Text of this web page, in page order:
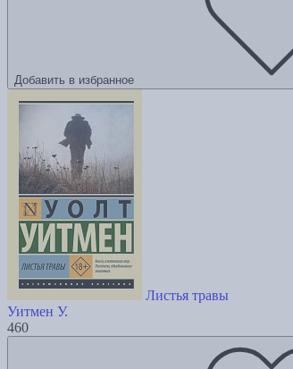
Добавить в избранное
Листья травы
Уитмен У.
460